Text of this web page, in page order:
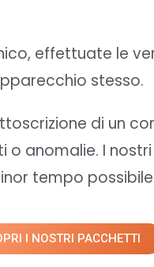
effettuate le
stesso.
di un
o anomalie. I
tempo
I NOSTRI PACCHETTI